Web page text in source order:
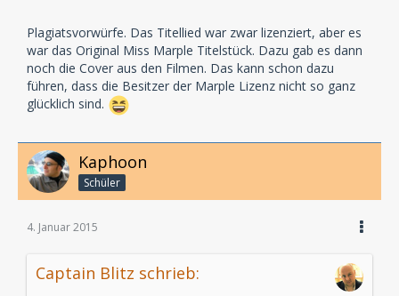
Plagiatsvorwürfe. Das Titellied war zwar lizenziert, aber es
war das Original Miss Marple Titelstück. Dazu gab es dann
noch die Cover aus den Filmen. Das kann schon dazu
führen, dass die Besitzer der Marple Lizenz nicht so ganz
glücklich sind.
Kaphoon
Schüler
4. Januar 2015
Captain Blitz schrieb: